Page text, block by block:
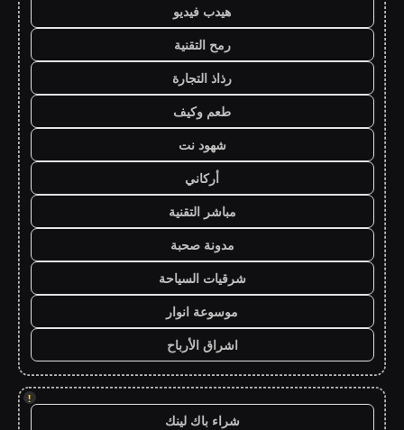
هيدب فيديو
رمح التقنية
رذاذ التجارة
طعم وكيف
شهود نت
أركاني
مباشر التقنية
مدونة صحبة
شرقيات السياحة
موسوعة انوار
اشراق الأرباح
!
شراء باك لينك